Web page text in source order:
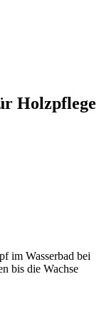
Holzpflege
im Wasserbad bei
bis die Wachse